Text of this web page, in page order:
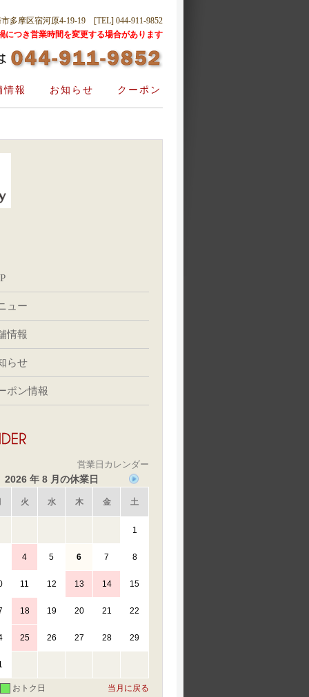
多摩区宿河原4-19-19 [TEL] 044-911-9852
につき営業時間を変更する場合があります
情報 お知らせ クーポン
ュー
情報
らせ
ポン情報
営業日カレンダー
2026 年 8 月の休業日
火 水 木 金 土
1
4 5 6 7 8
11 12 13 14 15
18 19 20 21 22
25 26 27 28 29
おトク日 当月に戻る